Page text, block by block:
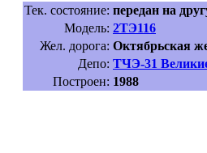
Тек. состояние: передан на
Модель: 2ТЭ116
Жел. дорога: Октябрьская
Депо: ТЧЭ-31
Построен: 1988